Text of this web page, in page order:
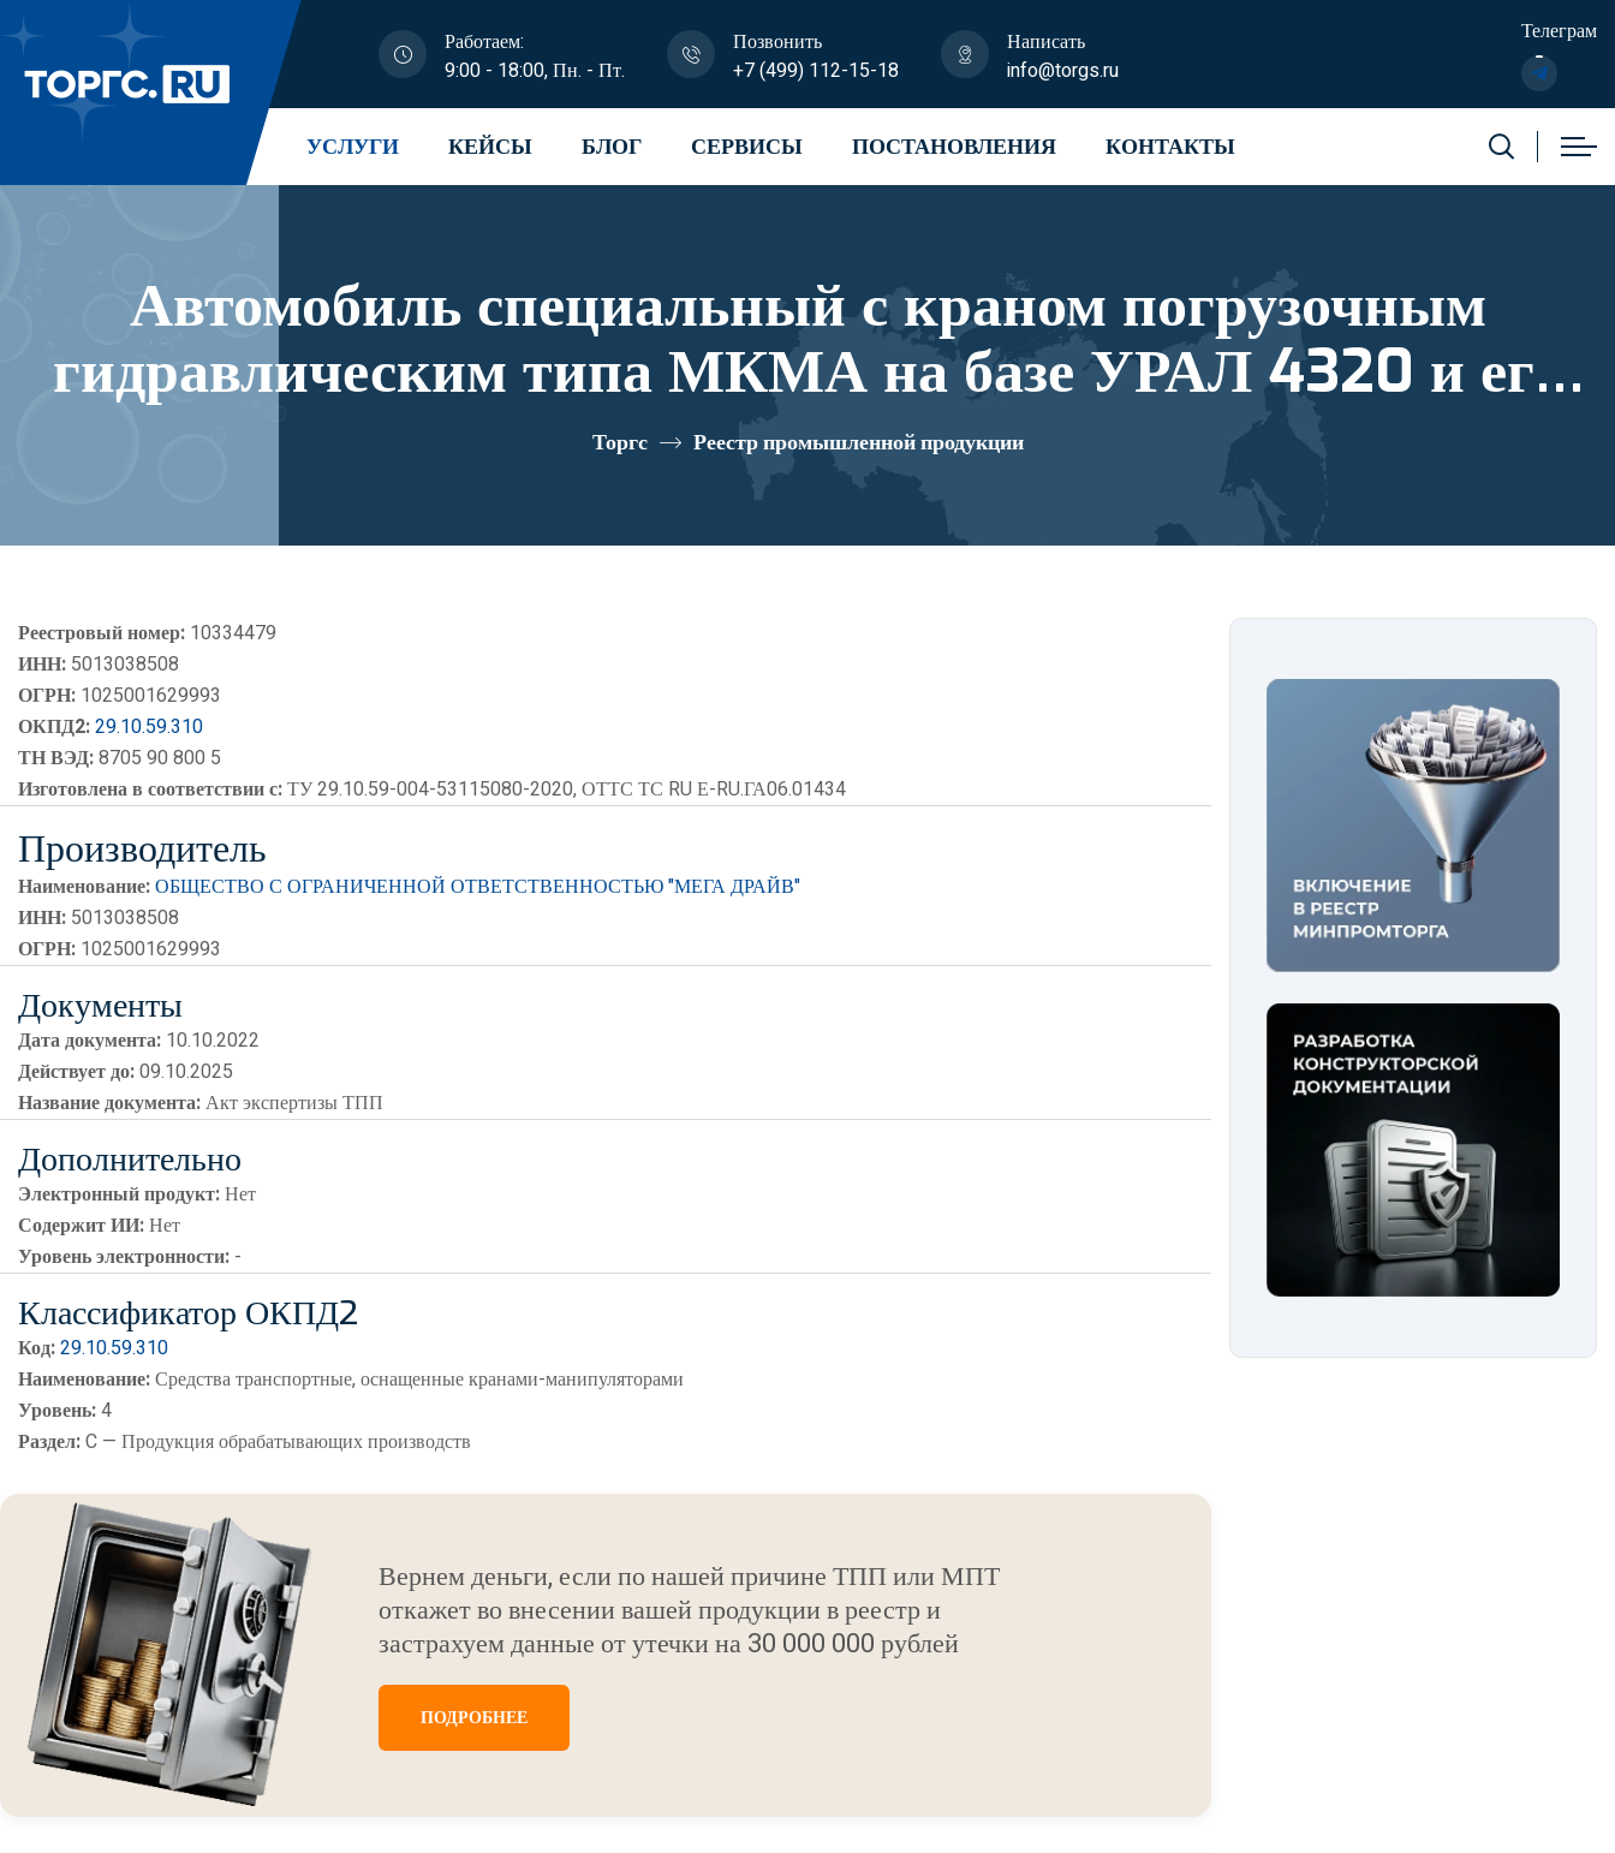
Работаем:
9:00 - 18:00, Пн. - Пт.
Позвонить
+7 (499) 112-15-18
Написать
info@torgs.ru
Телеграм
УСЛУГИ КЕЙСЫ БЛОГ СЕРВИСЫ ПОСТАНОВЛЕНИЯ КОНТАКТЫ
Автомобиль специальный с краном погрузочным
гидравлическим типа МКМА на базе УРАЛ 4320 и его
модификации U1К06N-Z020 реестровый номер
10334479
Торгс Реестр промышленной продукции
Реестровый номер: 10334479
ИНН: 5013038508
ОГРН: 1025001629993
ОКПД2:29.10.59.310
ТН ВЭД:8705 90 800 5
Изготовлена в соответствии с:ТУ 29.10.59-004-53115080-2020, ОТТС ТС RU Е-RU.ГА06.01434
Производитель
Наименование:ОБЩЕСТВО С ОГРАНИЧЕННОЙ ОТВЕТСТВЕННОСТЬЮ "МЕГА ДРАЙВ"
ИНН: 5013038508
ОГРН: 1025001629993
Документы
Дата документа: 10.10.2022
Действует до:09.10.2025
Название документа:Акт экспертизы ТПП
Дополнительно
Электронный продукт:Нет
Содержит ИИ:Нет
Уровень электронности: -
Классификатор ОКПД2
Код:29.10.59.310
Наименование:Средства транспортные, оснащенные кранами-манипуляторами
Уровень:4
Раздел:C — Продукция обрабатывающих производств
Вернем деньги, если по нашей причине ТПП или МПТ
откажет во внесении вашей продукции в реестр и
застрахуем данные от утечки на 30 000 000 рублей
ПОДРОБНЕЕ